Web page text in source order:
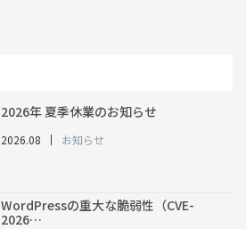
2026年 夏季休業のお知らせ
2026.08 お知らせ
WordPressの重大な脆弱性（CVE-
2026…